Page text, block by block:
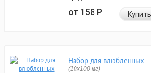
от 158Р Купить
Набор для влюбленных
(10х100 мг)